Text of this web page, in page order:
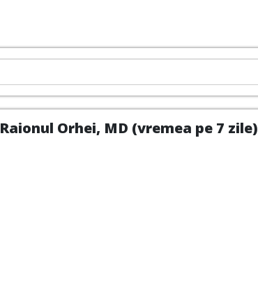
Orhei, MD (vremea pe 7 zile)